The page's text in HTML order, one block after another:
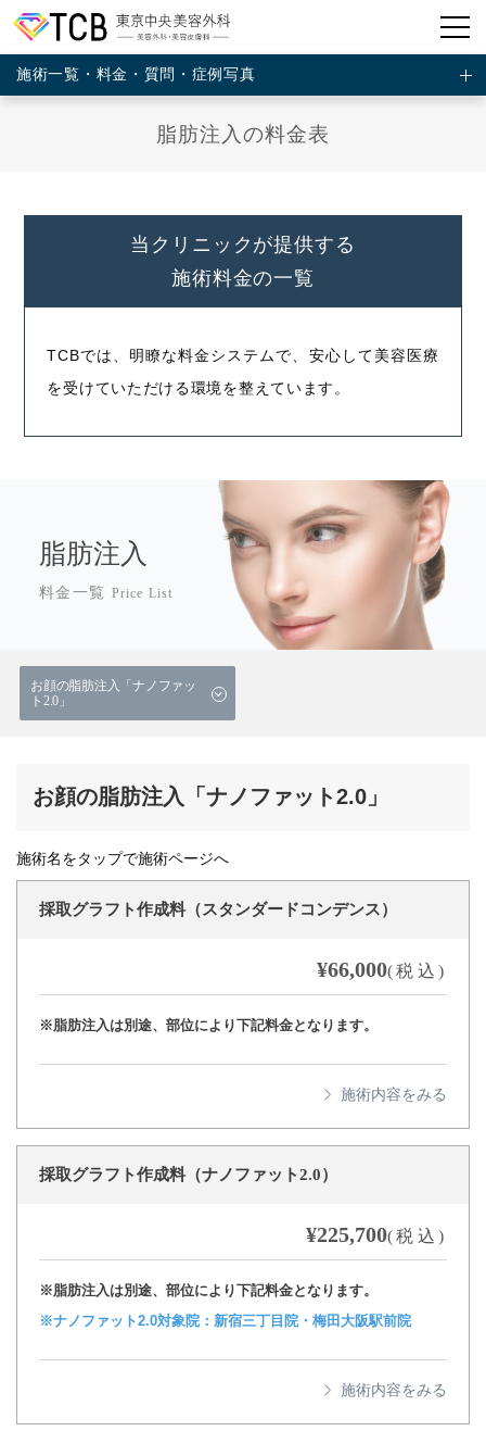
施術一覧・料金・質問・症例写真
脂肪注入の料金表
当クリニックが提供する
施術料金の一覧
TCBでは、明瞭な料金システムで、安心して美容医療
を受けていただける環境を整えています。
脂肪注入
料金一覧 Price List
お顔の脂肪注入「ナノファッ
ト2.0」
お顔の脂肪注入「ナノファット2.0」
施術名をタップで施術ページへ
採取グラフト作成料（スタンダードコンデンス）
¥66,000(税込)
※脂肪注入は別途、部位により下記料金となります。
採取グラフト作成料（ナノファット2.0）
¥225,700(税込)
※脂肪注入は別途、部位により下記料金となります。
※ナノファット2.0対象院：新宿三丁目院・梅田大阪駅前院